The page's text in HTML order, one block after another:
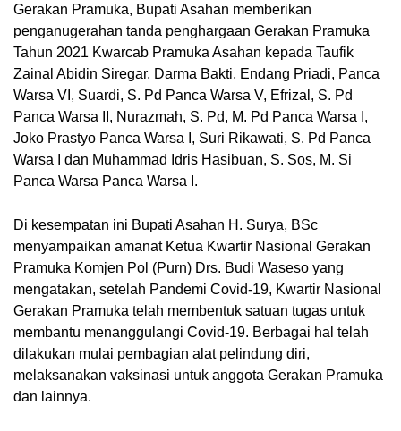
Gerakan Pramuka, Bupati Asahan memberikan
penganugerahan tanda penghargaan Gerakan Pramuka
Tahun 2021 Kwarcab Pramuka Asahan kepada Taufik
Zainal Abidin Siregar, Darma Bakti, Endang Priadi, Panca
Warsa VI, Suardi, S. Pd Panca Warsa V, Efrizal, S. Pd
Panca Warsa II, Nurazmah, S. Pd, M. Pd Panca Warsa I,
Joko Prastyo Panca Warsa I, Suri Rikawati, S. Pd Panca
Warsa I dan Muhammad Idris Hasibuan, S. Sos, M. Si
Panca Warsa Panca Warsa I.
Di kesempatan ini Bupati Asahan H. Surya, BSc
menyampaikan amanat Ketua Kwartir Nasional Gerakan
Pramuka Komjen Pol (Purn) Drs. Budi Waseso yang
mengatakan, setelah Pandemi Covid-19, Kwartir Nasional
Gerakan Pramuka telah membentuk satuan tugas untuk
membantu menanggulangi Covid-19. Berbagai hal telah
dilakukan mulai pembagian alat pelindung diri,
melaksanakan vaksinasi untuk anggota Gerakan Pramuka
dan lainnya.